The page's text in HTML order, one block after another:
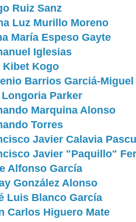
Ruiz Sanz
Luz Murillo Moreno
María Espeso Gayte
Iglesias
Kibet Kogo
Barrios Garciá-Miguel
Longoria Parker
Marquina Alonso
Torres
Javier Calavia
Javier "Paquillo"
Alfonso García
González Alonso
Luis Blanco García
Carlos Higuero Mate